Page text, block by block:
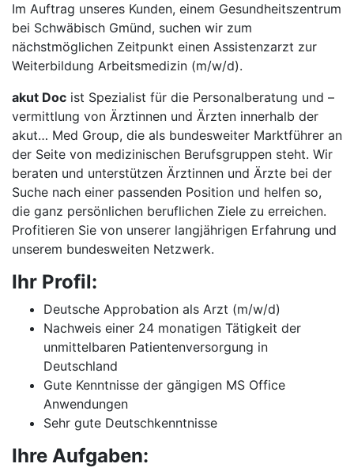
Im Auftrag unseres Kunden, einem Gesundheitszentrum
bei Schwäbisch Gmünd, suchen wir zum
nächstmöglichen Zeitpunkt einen Assistenzarzt zur
Weiterbildung Arbeitsmedizin (m/w/d).
akut Doc ist Spezialist für die Personalberatung und –
vermittlung von Ärztinnen und Ärzten innerhalb der
akut… Med Group, die als bundesweiter Marktführer an
der Seite von medizinischen Berufsgruppen steht. Wir
beraten und unterstützen Ärztinnen und Ärzte bei der
Suche nach einer passenden Position und helfen so,
die ganz persönlichen beruflichen Ziele zu erreichen.
Profitieren Sie von unserer langjährigen Erfahrung und
unserem bundesweiten Netzwerk.
Ihr Profil:
Deutsche Approbation als Arzt (m/w/d)
Nachweis einer 24 monatigen Tätigkeit der
unmittelbaren Patientenversorgung in
Deutschland
Gute Kenntnisse der gängigen MS Office
Anwendungen
Sehr gute Deutschkenntnisse
Ihre Aufgaben: